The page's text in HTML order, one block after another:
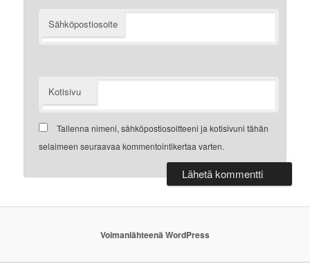
Sähköpostiosoite
Kotisivu
Tallenna nimeni, sähköpostiosoitteeni ja kotisivuni tähän
selaimeen seuraavaa kommentointikertaa varten.
Voimanlähteenä WordPress